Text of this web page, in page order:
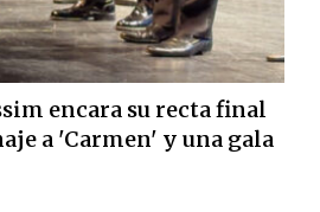
encara su recta final
a 'Carmen' y una gala